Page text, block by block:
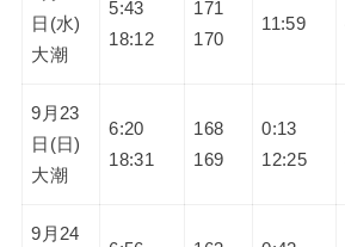
日(水)
大潮
5:43
18:12
171
170
11:59
9月23
日(日)
大潮
6:20
18:31
168
169
0:13
12:25
9月24